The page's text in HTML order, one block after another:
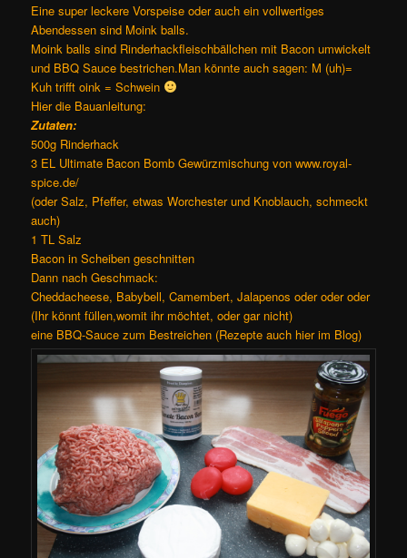
Eine super leckere Vorspeise oder auch ein vollwertiges
Abendessen sind Moink balls.
Moink balls sind Rinderhackfleischbällchen mit Bacon umwickelt
und BBQ Sauce bestrichen.Man könnte auch sagen: M (uh)=
Kuh trifft oink = Schwein
Hier die Bauanleitung:
Zutaten:
500g Rinderhack
3 EL Ultimate Bacon Bomb Gewürzmischung von www.royal-
spice.de/
(oder Salz, Pfeffer, etwas Worchester und Knoblauch, schmeckt
auch)
1 TL Salz
Bacon in Scheiben geschnitten
Dann nach Geschmack:
Cheddacheese, Babybell, Camembert, Jalapenos oder oder oder
(Ihr könnt füllen,womit ihr möchtet, oder gar nicht)
eine BBQ-Sauce zum Bestreichen (Rezepte auch hier im Blog)